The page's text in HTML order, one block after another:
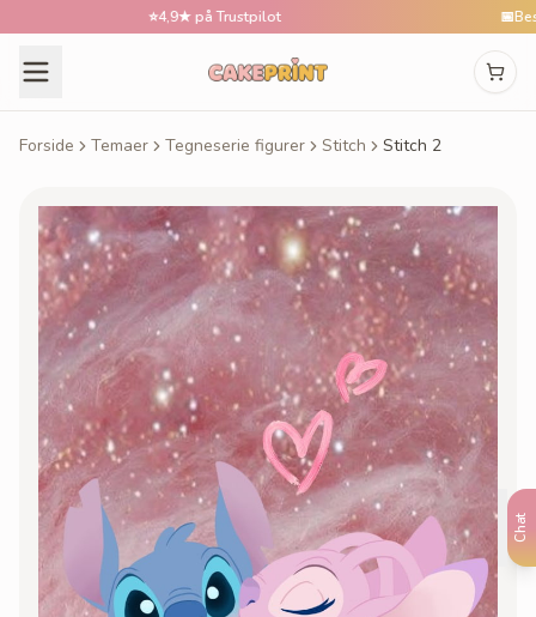
Chat
4,9★ på Trustpilot Bestil
Forside Temaer Tegneserie figurer Stitch Stitch 2